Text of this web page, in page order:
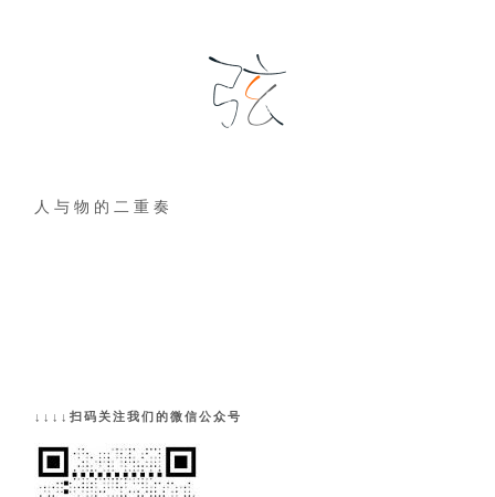
人 与 物 的 二 重 奏
↓↓↓↓扫码关注我们的微信公众号